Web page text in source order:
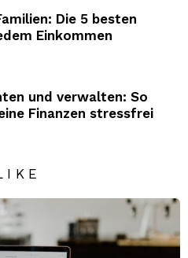
Die 5 besten
Einkommen
und verwalten: So
Finanzen stressfrei